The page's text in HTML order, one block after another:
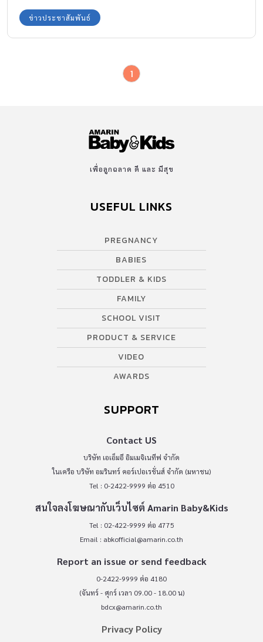
สุขุมวิทกับงาน “เอ็ม ดิสทริค ไทยหรรษา มหาสงกรานต์ 2025”
เพลิดเพลินกับหลากหลายกิจกรรมในแบบสไตล์ไทย ทั้งการเล่นน้ำ
เมษายน 2568 ณ อุทยาน เบญจสิริ (BTS พร้อมพงษ์) และ EM YARD
ข่าวประชาสัมพันธ์
1
เพื่อลูกฉลาด ดี และ มีสุข
USEFUL LINKS
PREGNANCY
BABIES
TODDLER & KIDS
FAMILY
SCHOOL VISIT
PRODUCT & SERVICE
VIDEO
AWARDS
SUPPORT
Contact US
บริษัท เอเอ็มอี อิมเมจิเนทีฟ จำกัด
ในเครือ บริษัท อมรินทร์ คอร์เปอเรชั่นส์ จำกัด (มหาชน)
Tel : 0-2422-9999 ต่อ 4510
สนใจลงโฆษณากับเว็บไซต์ Amarin Baby&Kids
Tel : 02-422-9999 ต่อ 4775
Email : abkofficial@amarin.co.th
Report an issue or send feedback
0-2422-9999 ต่อ 4180
(จันทร์ - ศุกร์ เวลา 09.00 - 18.00 น)
bdcx@amarin.co.th
Privacy Policy